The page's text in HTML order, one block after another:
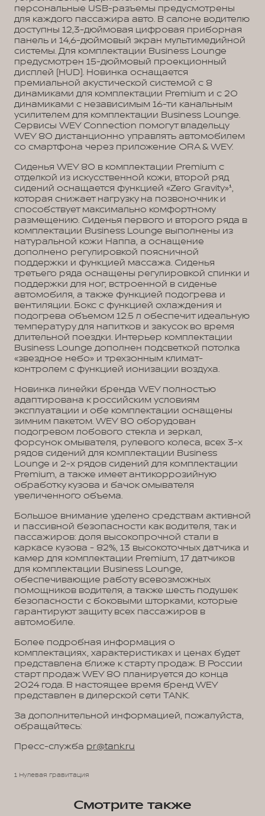
персональные USB-разъемы предусмотрены
для каждого пассажира авто. В салоне водителю
доступны 12,3-дюймовая цифровая приборная
панель и 14,6-дюймовый экран мультимедийной
системы. Для комплектации Business Lounge
предусмотрен 15-дюймовый проекционный
дисплей (HUD). Новинка оснащается
премиальной акустической системой с 8
динамиками для комплектации Premium и с 20
динамиками с независимым 16-ти канальным
усилителем для комплектации Business Lounge.
Сервисы WEY Connection помогут владельцу
WEY 80 дистанционно управлять автомобилем
со смартфона через приложение ORA & WEY.
Сиденья WEY 80 в комплектации Premium с
отделкой из искусственной кожи, второй ряд
сидений оснащается функцией «Zero Gravity»¹,
которая снижает нагрузку на позвоночник и
способствует максимально комфортному
размещению. Сиденья первого и второго ряда в
комплектации Business Lounge выполнены из
натуральной кожи Наппа, а оснащение
дополнено регулировкой поясничной
поддержки и функцией массажа. Сиденья
третьего ряда оснащены регулировкой спинки и
поддержки для ног, встроенной в сиденье
автомобиля, а также функцией подогрева и
вентиляции. Бокс с функцией охлаждения и
подогрева объемом 12.5 л обеспечит идеальную
температуру для напитков и закусок во время
длительной поездки. Интерьер комплектации
Business Lounge дополнен подсветкой потолка
«звездное небо» и трехзонным климат-
контролем с функцией ионизации воздуха.
Новинка линейки бренда WEY полностью
адаптирована к российским условиям
эксплуатации и обе комплектации оснащены
зимним пакетом. WEY 80 оборудован
подогревом лобового стекла и зеркал,
форсунок омывателя, рулевого колеса, всех 3-х
рядов сидений для комплектации Business
Lounge и 2-х рядов сидений для комплектации
Premium, а также имеет антикоррозийную
обработку кузова и бачок омывателя
увеличенного объема.
Большое внимание уделено средствам активной
и пассивной безопасности как водителя, так и
пассажиров: доля высокопрочной стали в
каркасе кузова - 82%, 13 высокоточных датчика и
камер для комплектации Premium, 17 датчиков
для комплектации Business Lounge,
обеспечивающие работу всевозможных
помощников водителя, а также шесть подушек
безопасности с боковыми шторками, которые
гарантируют защиту всех пассажиров в
автомобиле.
Более подробная информация о
комплектациях, характеристиках и ценах будет
представлена ближе к старту продаж. В России
старт продаж WEY 80 планируется до конца
2024 года. В настоящее время бренд WEY
представлен в дилерской сети TANK.
За дополнительной информацией, пожалуйста,
обращайтесь:
Пресс-служба pr@tank.ru
1 Нулевая гравитация
Смотрите также